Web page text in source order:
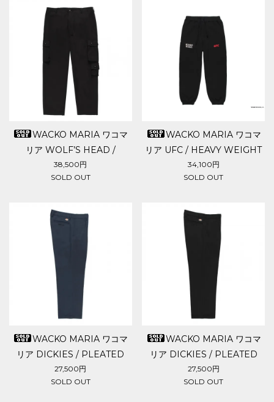
WACKO MARIA ワコマ
リア WOLF’S HEAD /
FATIGUE PANTS
38,500円
SOLD OUT
WACKO MARIA ワコマ
リア UFC / HEAVY WEIGHT
SWEAT PANTS
34,100円
SOLD OUT
WACKO MARIA ワコマ
リア DICKIES / PLEATED
TROUSERS
27,500円
SOLD OUT
WACKO MARIA ワコマ
リア DICKIES / PLEATED
TROUSERS
27,500円
SOLD OUT